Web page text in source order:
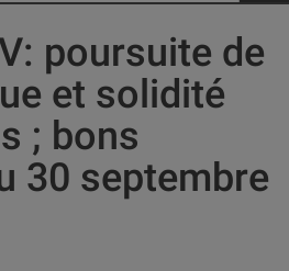
poursuite de
et solidité
; bons
30 septembre